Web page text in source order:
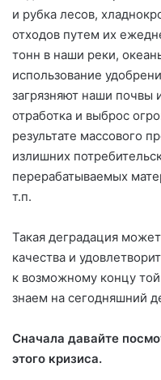
и рубка лесов,
отходов путем их
тонн в наши реки,
использование
загрязняют наши почвы
отработка и выброс
результате массового
излишних
перерабатываемых
т.п.
Такая деградация
качества и
к возможному концу
знаем на сегодняшний
Сначала давайте
этого кризиса.